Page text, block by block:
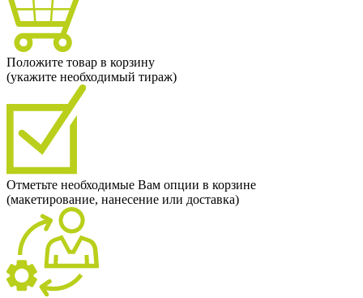
Положите товар в корзину
(укажите необходимый тираж)
Отметьте необходимые Вам опции в корзине
(макетирование, нанесение или доставка)